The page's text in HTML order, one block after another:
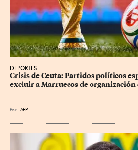
DEPORTES
Crisis de Ceuta: Partidos políticos
excluir a Marruecos de
Por AFP